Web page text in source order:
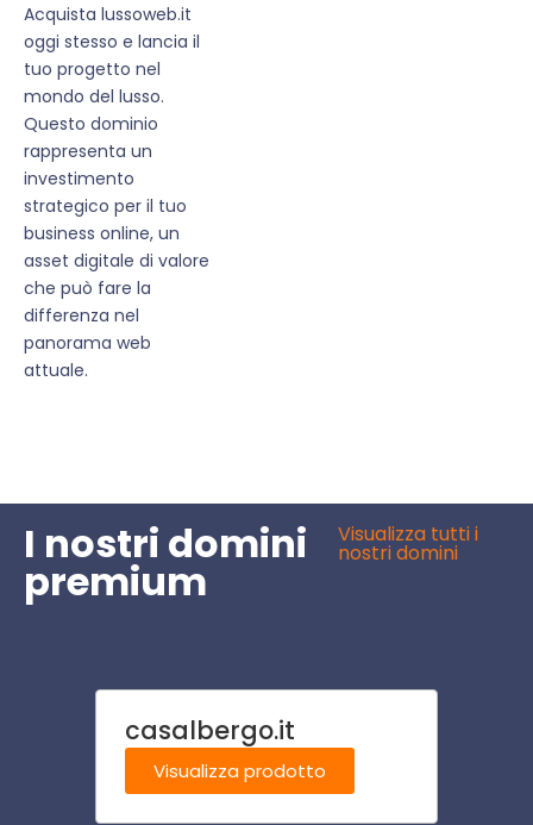
Acquista lussoweb.it
oggi stesso e lancia il
tuo progetto nel
mondo del lusso.
Questo dominio
rappresenta un
investimento
strategico per il tuo
business online, un
asset digitale di valore
che può fare la
differenza nel
panorama web
attuale.
I nostri domini
premium
Visualizza tutti i
nostri domini
casalbergo.it
Visualizza prodotto